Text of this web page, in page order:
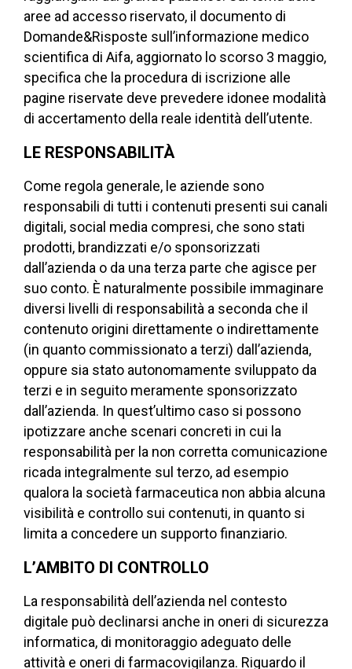
aree ad accesso riservato, il documento di
Domande&Risposte sull’informazione medico
scientifica di Aifa, aggiornato lo scorso 3 maggio,
specifica che la procedura di iscrizione alle
pagine riservate deve prevedere idonee modalità
di accertamento della reale identità dell’utente.
LE RESPONSABILITÀ
Come regola generale, le aziende sono
responsabili di tutti i contenuti presenti sui canali
digitali, social media compresi, che sono stati
prodotti, brandizzati e/o sponsorizzati
dall’azienda o da una terza parte che agisce per
suo conto. È naturalmente possibile immaginare
diversi livelli di responsabilità a seconda che il
contenuto origini direttamente o indirettamente
(in quanto commissionato a terzi) dall’azienda,
oppure sia stato autonomamente sviluppato da
terzi e in seguito meramente sponsorizzato
dall’azienda. In quest’ultimo caso si possono
ipotizzare anche scenari concreti in cui la
responsabilità per la non corretta comunicazione
ricada integralmente sul terzo, ad esempio
qualora la società farmaceutica non abbia alcuna
visibilità e controllo sui contenuti, in quanto si
limita a concedere un supporto finanziario.
L’AMBITO DI CONTROLLO
La responsabilità dell’azienda nel contesto
digitale può declinarsi anche in oneri di sicurezza
informatica, di monitoraggio adeguato delle
attività e oneri di farmacovigilanza. Riguardo il